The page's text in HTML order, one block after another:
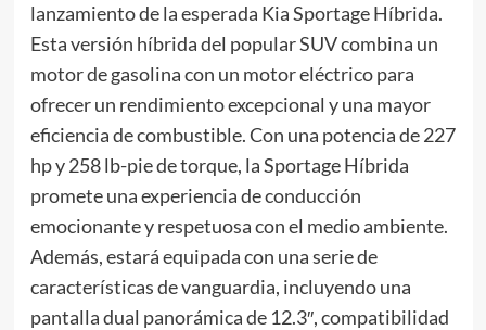
lanzamiento de la esperada Kia Sportage Híbrida.
Esta versión híbrida del popular SUV combina un
motor de gasolina con un motor eléctrico para
ofrecer un rendimiento excepcional y una mayor
eficiencia de combustible. Con una potencia de 227
hp y 258 lb-pie de torque, la Sportage Híbrida
promete una experiencia de conducción
emocionante y respetuosa con el medio ambiente.
Además, estará equipada con una serie de
características de vanguardia, incluyendo una
pantalla dual panorámica de 12.3″, compatibilidad